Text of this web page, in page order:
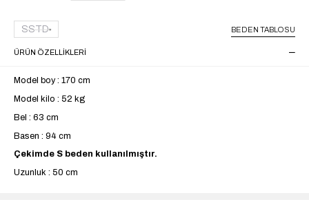
SSTD BEDEN TABLOSU
ÜRÜN ÖZELLIKLERI
Model boy : 170 cm
Model kilo : 52 kg
Bel : 63 cm
Basen : 94 cm
Çekimde S beden kullanılmıştır.
Uzunluk : 50 cm